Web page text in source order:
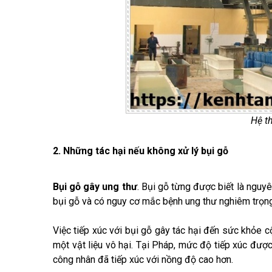
Hệ
2. Những tác hại nếu không xử lý bụi gỗ
Bụi gỗ gây ung thư. Bụi gỗ từng được biết là
bụi gỗ và có nguy cơ mắc bệnh ung thư nghiêm
Việc tiếp xúc với bụi gỗ gây tác hại đến sức khỏe
một vật liệu vô hại. Tại Pháp, mức độ tiếp xúc
công nhân đã tiếp xúc với nồng độ cao hơn.